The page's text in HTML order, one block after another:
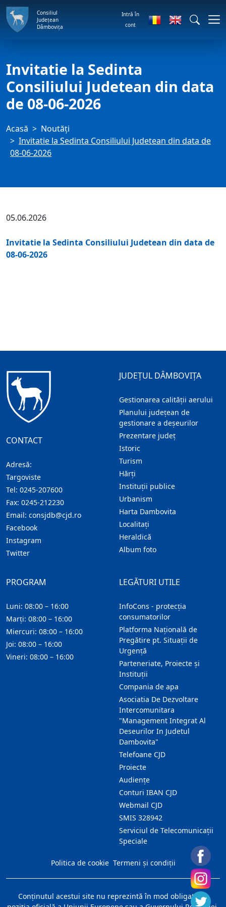
Consiliul
Județean
Dâmbovița
Intră în
cont
Invitatie la Sedinta
Consiliului Judetean din data
de 08-06-2026
Acasă
Noutăți
Invitatie la Sedinta Consiliului Judetean din data de
08-06-2026
05.06.2026
Invitatie la Sedinta Consiliului Judetean din data de
08-06-2026
CONTACT
Adresă:
Targoviste
Tel: 0245-207600
Fax: 0245-212230
Email: consjdb@cjd.ro
Facebook
Instagram
Twitter
JUDEȚUL DÂMBOVIȚA
Gestionarea calității aerului
Planului județean de
gestionare a deșeurilor
Prezentare judeţ
Istoric
Turism
Hărţi
Instituţii publice
Urbanism
Harta Dambovita
Localitaţi
Heraldică
Album foto
LEGĂTURI UTILE
InfoCons - protecția
consumatorilor
Platforma Națională de
Pregătire pt. Situații de
Urgență
Parteneriate, Proiecte și
Instituții
Compania de apa
Asociatia De Dezvoltare
Intercomunitara
"Management Integrat Al
Deseurilor In Judetul
Dambovita"
Telefoane CJD
Proiecte
Audienţe
Conturi IBAN CJD
Webmail CJD
SMIS 328942
Serviciul de Telecomunicații
Speciale
PROGRAM
Luni: 08:00 – 16:00
Marți: 08:00 – 16:00
Miercuri: 08:00 – 16:00
Joi: 08:00 – 16:00
Vineri: 08:00 – 16:00
Politica de cookie Termeni și condiții
Conţinutul acestui site nu reprezintă în mod obligatoriu